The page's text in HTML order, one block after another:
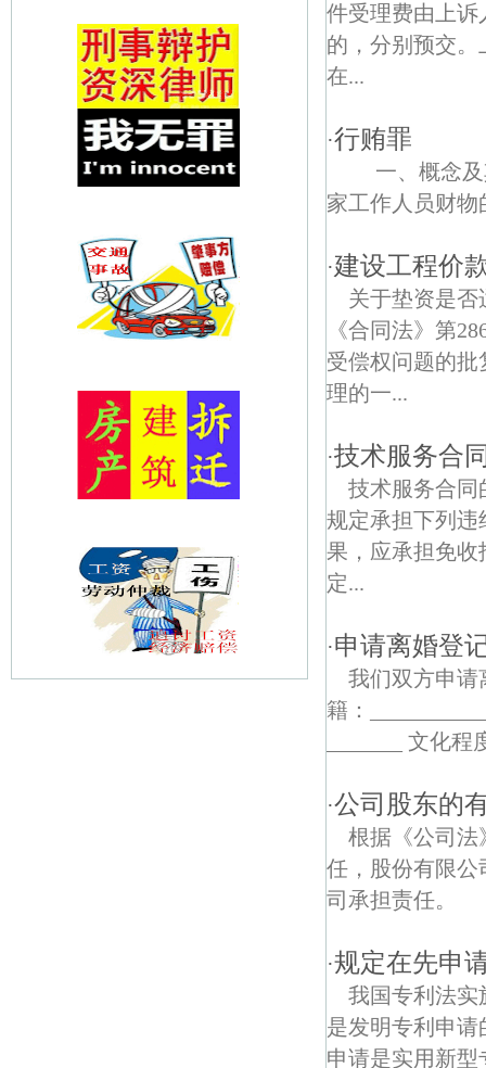
件受理费由上诉
的，分别预交
在...
·行贿罪
一、概念及
家工作人员财
·建设工程价
关于垫资是否
《合同法》第
受偿权问题的
理的一...
·技术服务合
技术服务合同
规定承担下列
果，应承担免
定...
·申请离婚登
我们双方申请
籍：
_______ 文化
·公司股东的
根据《公司法
任，股份有限公
司承担责任。
·规定在先申
我国专利法实
是发明专利申
申请是实用新